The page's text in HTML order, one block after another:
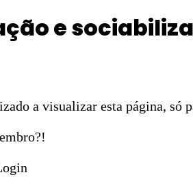
e
a visualizar esta página, só